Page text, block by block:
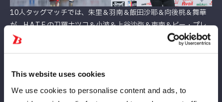
This website uses cookies
We use cookies to personalise content and ads, to
10人タッグマッチでは、朱里＆羽南＆飯田沙耶＆向後桃＆舞華
が、H.A.T.E.の刀羅ナツコ＆小波＆上谷沙弥＆吏南＆ビー・プレ
ストリーと激突。ワンダー王者・羽南は、5・23稲沢大会の初防
高松大会は全6試合が行われる。
大会チケットの購入はこちらから 。